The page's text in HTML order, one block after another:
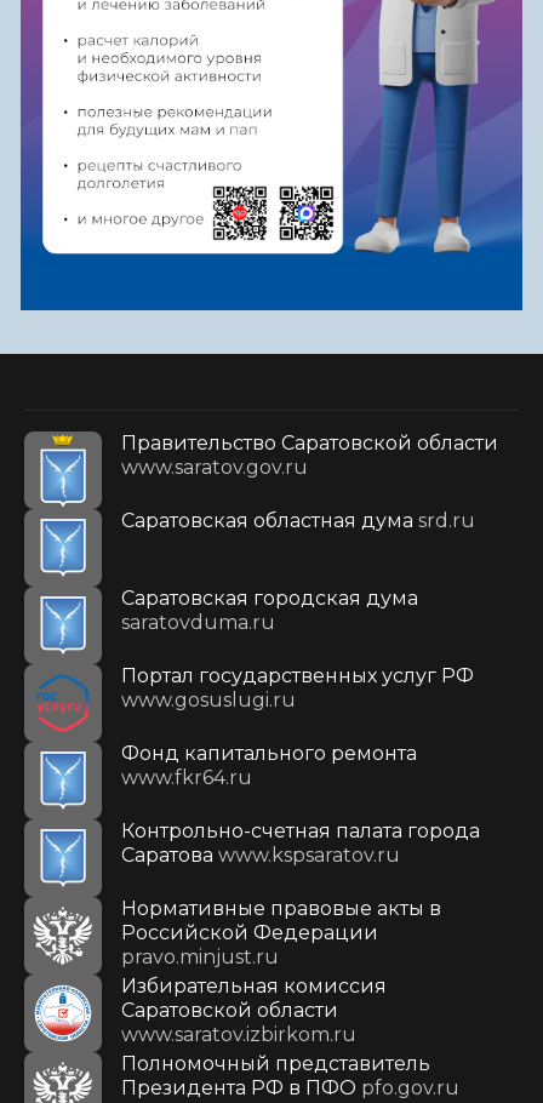
Правительство Саратовской области
www.saratov.gov.ru
Саратовская областная дума srd.ru
Саратовская городская дума
saratovduma.ru
Портал государственных услуг РФ
www.gosuslugi.ru
Фонд капитального ремонта
www.fkr64.ru
Контрольно-счетная палата города
Саратова www.kspsaratov.ru
Нормативные правовые акты в
Российской Федерации
pravo.minjust.ru
Избирательная комиссия
Саратовской области
www.saratov.izbirkom.ru
Полномочный представитель
Президента РФ в ПФО pfo.gov.ru